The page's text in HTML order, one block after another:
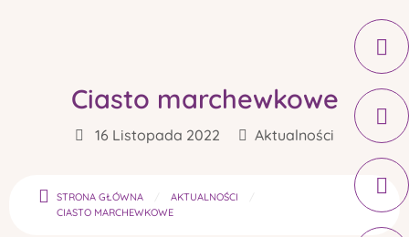
Ciasto marchewkowe
16 Listopada 2022 Aktualności
STRONA GŁÓWNA
AKTUALNOŚCI
CIASTO MARCHEWKOWE